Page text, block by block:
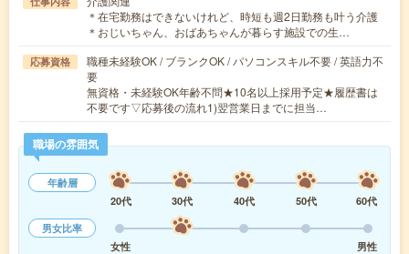
＊在宅勤務はできないけれど、時短も週2日勤務も叶う介護
＊おじいちゃん、おばあちゃんが暮らす施設での生…
応募資格
職種未経験OK / ブランクOK / パソコンスキル不要 / 英語力不
要
無資格・未経験OK年齢不問★10名以上採用予定★履歴書は
不要です▽応募後の流れ1)翌営業日までに担当…
職場の雰囲気
年齢層
20代
30代 40代 50代
60代
男女比率
女性
男性